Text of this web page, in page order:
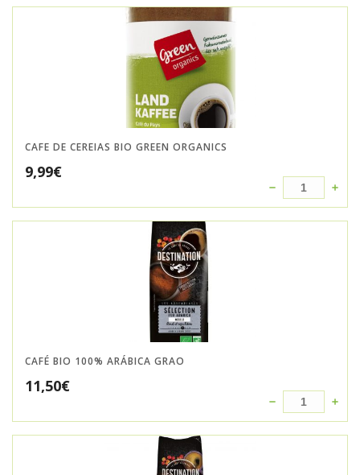
CAFE DE CEREIAS BIO GREEN ORGANICS
9,99€
CAFÉ BIO 100% ARÁBICA GRAO
11,50€